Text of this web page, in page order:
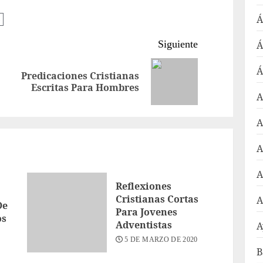
Entrada
anterior:
Siguiente
Siguiente
entrada:
Predicaciones Cristianas
Escritas Para Hombres
Reflexiones
Cristianas Cortas
Para Jovenes
Adventistas
5 DE MARZO DE 2020